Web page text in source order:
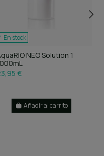
En stock
NEO Solution 1
€
Añadir al carrito